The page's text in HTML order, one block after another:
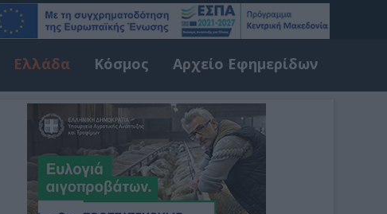
Ελλάδα Κόσμος Αρχείο Εφημερίδων